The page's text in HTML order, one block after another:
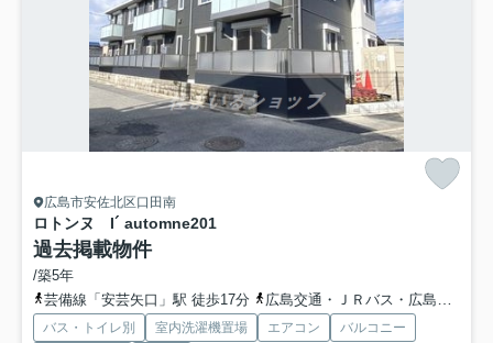
広島市安佐北区口田南
ロトンヌ I´ automne201
過去掲載物件
/築5年
芸備線「安芸矢口」駅 徒歩17分
広島交通・ＪＲバス・広島バス「小田教円寺前バス停」バス停下車 徒歩1分
バス・トイレ別 室内洗濯機置場 エアコン
バルコニー